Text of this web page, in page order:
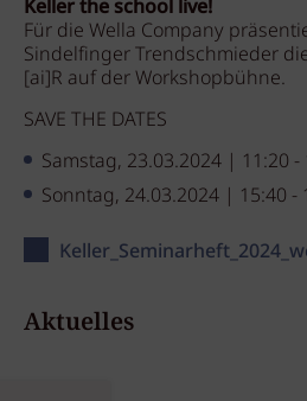
Keller the school live!
Für die Wella Company
Sindelfinger Trendschmieder
[ai]R auf der Workshopbühne.
SAVE THE DATES
Samstag, 23.03.2024 | 11:20
Sonntag, 24.03.2024 | 15:40 -
Aktuelles